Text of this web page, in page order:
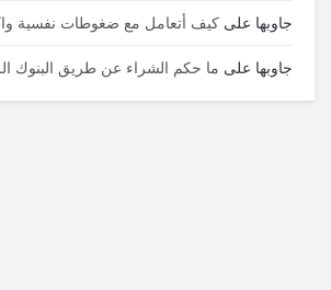
جاوبها على كيف أتعامل مع ضغوطات نفسية
جاوبها على ما حكم الشراء عن طريق البنوك